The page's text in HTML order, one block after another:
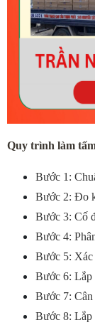
Quy trình làm
Bước 1:
Bước 2: Đo
Bước 3: Cố
Bước 4:
Bước 5: Xác
Bước 6: Lắp
Bước 7:
Bước 8: Lắp